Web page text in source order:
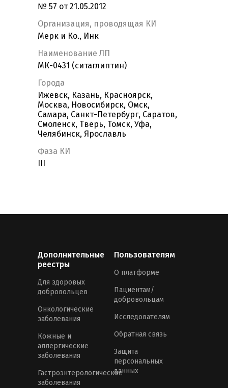
№ 57 от 21.05.2012
Организация, проводящая КИ
Мерк и Ко., Инк
Наименование ЛП
МК-0431 (ситаглиптин)
Города
Ижевск, Казань, Красноярск,
Москва, Новосибирск, Омск,
Самара, Санкт-Петербург, Саратов,
Смоленск, Тверь, Томск, Уфа,
Челябинск, Ярославль
Фаза КИ
Дополнительные
реестры
Для здоровых
добровольцев
Онкологические
заболевания
Кожные и
аллергические
заболевания
Гастроэнтерологические
заболевания
Пользователям
О платформе
Пациентам/
добровольцам
Исследователям
Обратная связь
Защита
персональных
данных